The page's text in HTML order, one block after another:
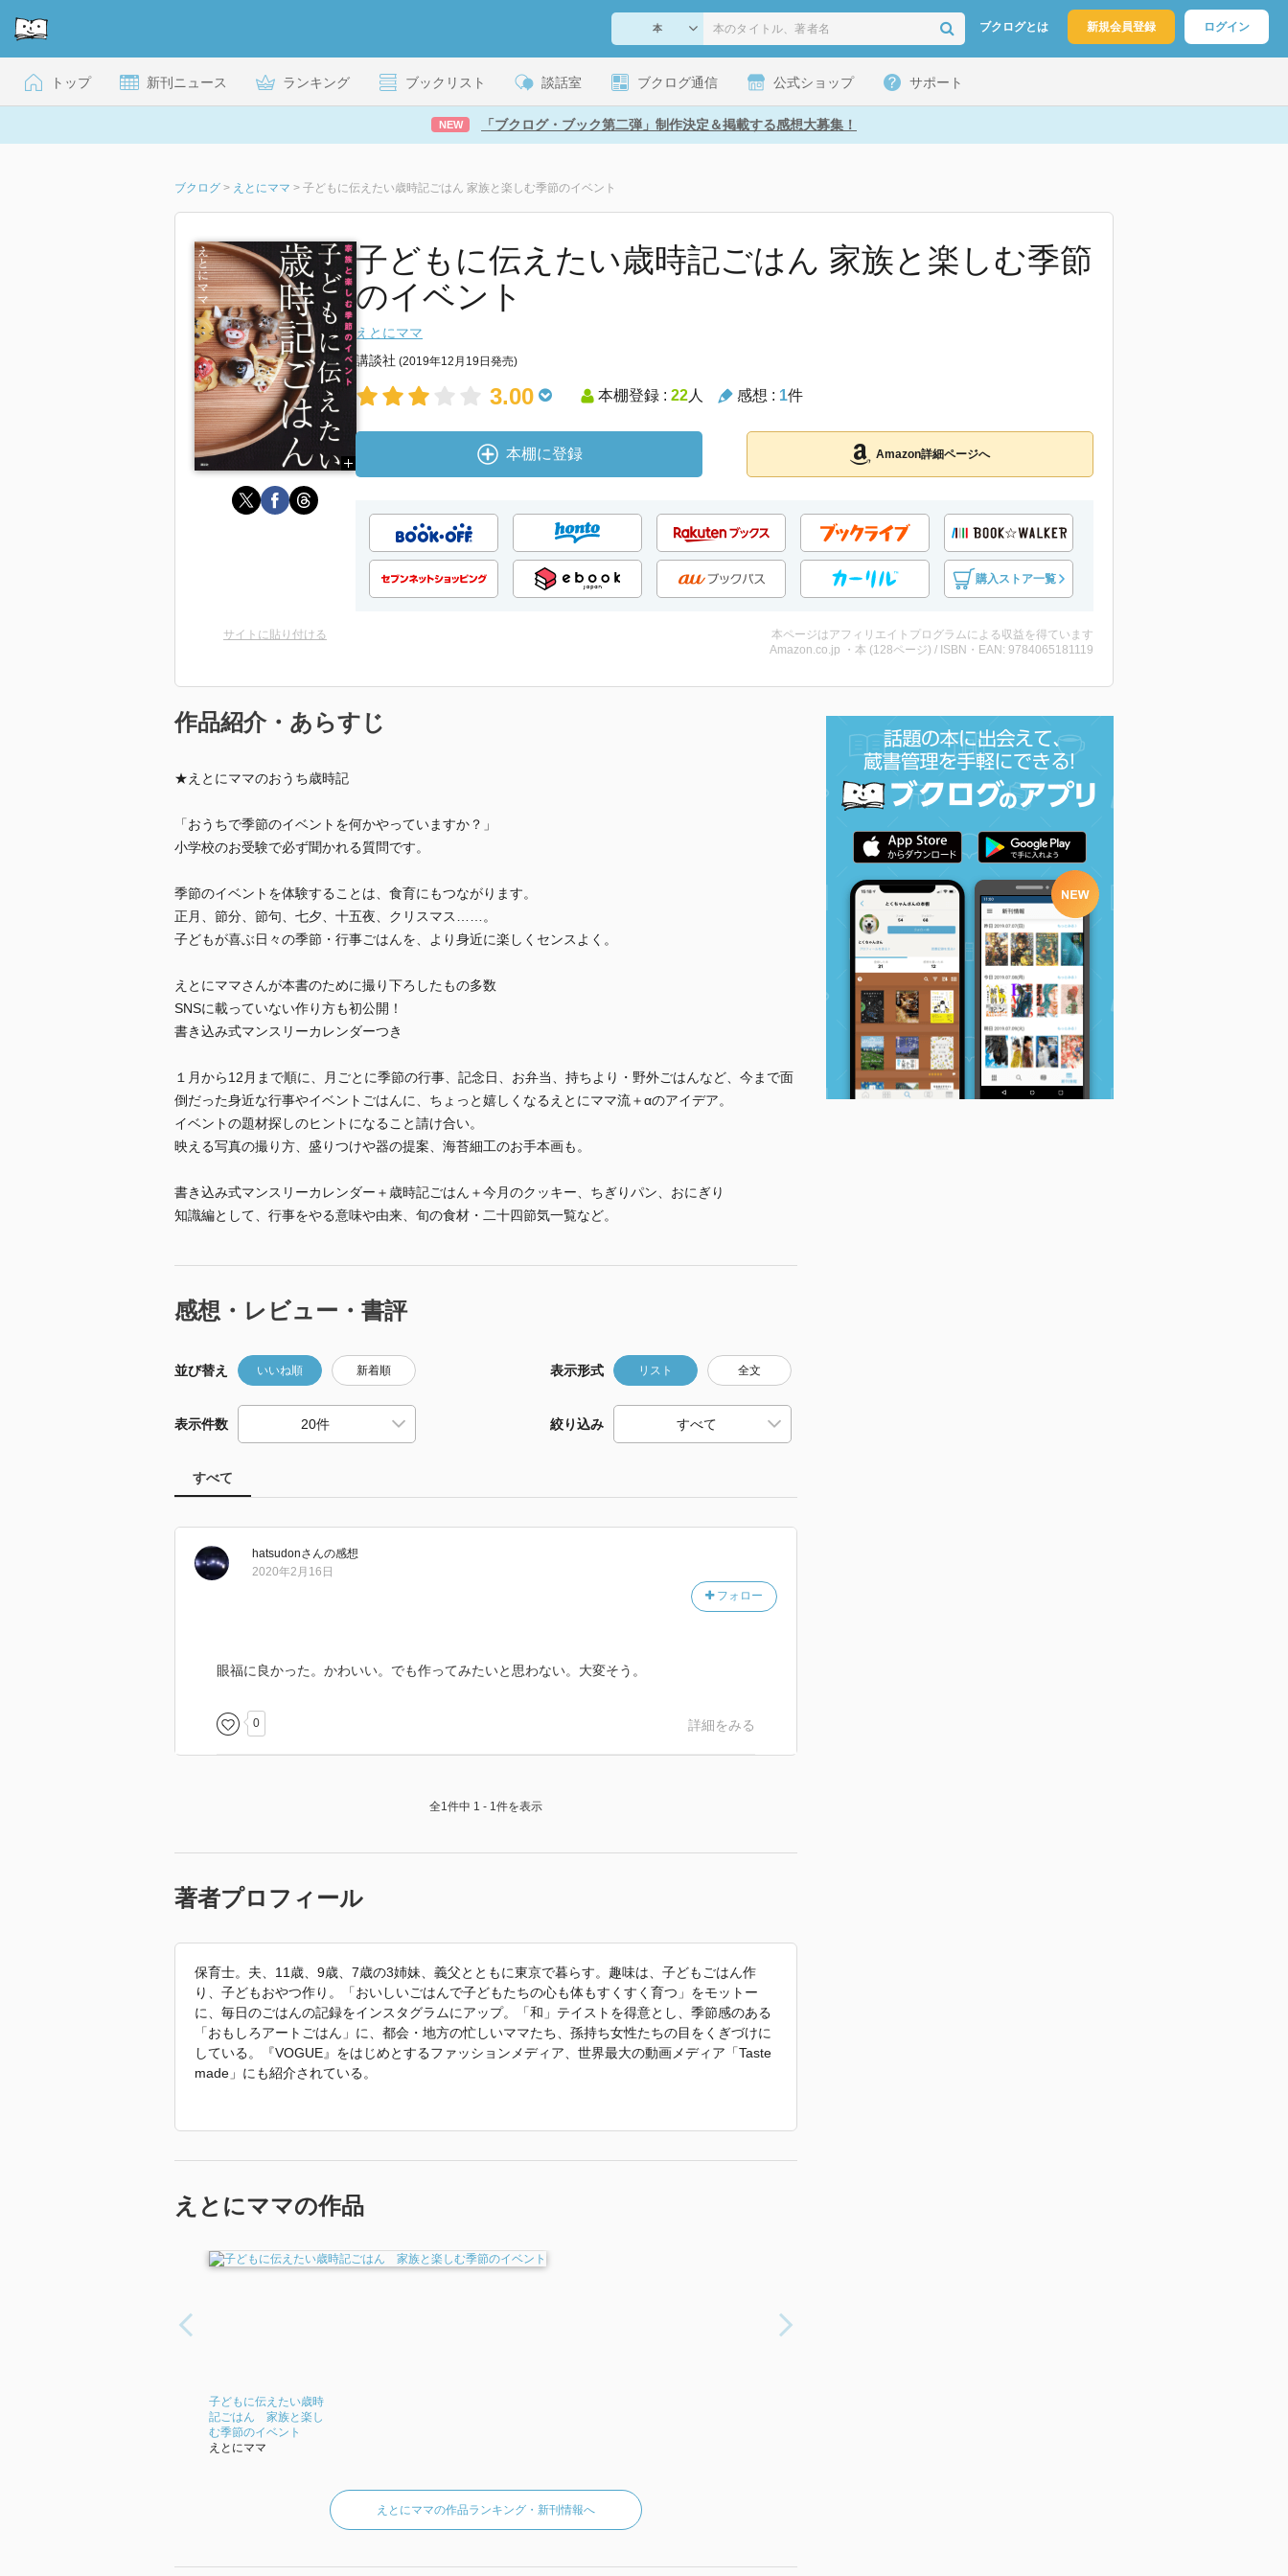
ブクログとは 新規会員登録 ログイン
トップ 新刊ニュース ランキング ブックリスト 談話室 ブクログ通信 公式ショップ サポート
NEW 「ブクログ・ブック第二弾」制作決定＆掲載する感想大募集！
ブクログ > えとにママ > 子どもに伝えたい歳時記ごはん 家族と楽しむ季節のイベント
子どもに伝えたい歳時記ごはん 家族と楽しむ季節
のイベント
えとにママ
講談社 (2019年12月19日発売)
3.00 本棚登録 : 22人 感想 : 1件
本棚に登録 Amazon詳細ページへ
購入ストア一覧
サイトに貼り付ける
本ページはアフィリエイトプログラムによる収益を得ています
Amazon.co.jp ・本 (128ページ) / ISBN・EAN: 9784065181119
作品紹介・あらすじ
★えとにママのおうち歳時記
「おうちで季節のイベントを何かやっていますか？」
小学校のお受験で必ず聞かれる質問です。
季節のイベントを体験することは、食育にもつながります。
正月、節分、節句、七夕、十五夜、クリスマス……。
子どもが喜ぶ日々の季節・行事ごはんを、より身近に楽しくセンスよく。
えとにママさんが本書のために撮り下ろしたもの多数
SNSに載っていない作り方も初公開！
書き込み式マンスリーカレンダーつき
１月から12月まで順に、月ごとに季節の行事、記念日、お弁当、持ちより・野外ごはんなど、今まで面
倒だった身近な行事やイベントごはんに、ちょっと嬉しくなるえとにママ流＋αのアイデア。
イベントの題材探しのヒントになること請け合い。
映える写真の撮り方、盛りつけや器の提案、海苔細工のお手本画も。
書き込み式マンスリーカレンダー＋歳時記ごはん＋今月のクッキー、ちぎりパン、おにぎり
知識編として、行事をやる意味や由来、旬の食材・二十四節気一覧など。
感想・レビュー・書評
並び替え いいね順 新着順 表示形式 リスト 全文
表示件数 絞り込み
すべて
hatsudonさんの感想
フォロー
2020年2月16日
眼福に良かった。かわいい。でも作ってみたいと思わない。大変そう。
0 詳細をみる
全1件中 1 - 1件を表示
著者プロフィール
保育士。夫、11歳、9歳、7歳の3姉妹、義父とともに東京で暮らす。趣味は、子どもごはん作
り、子どもおやつ作り。「おいしいごはんで子どもたちの心も体もすくすく育つ」をモットー
に、毎日のごはんの記録をインスタグラムにアップ。「和」テイストを得意とし、季節感のある
「おもしろアートごはん」に、都会・地方の忙しいママたち、孫持ち女性たちの目をくぎづけに
している。『VOGUE』をはじめとするファッションメディア、世界最大の動画メディア「Taste
made」にも紹介されている。
介文から引用しています。」
えとにママの作品
子どもに伝えたい歳時
記ごはん 家族と楽し
む季節のイベント
えとにママ
えとにママの作品ランキング・新刊情報へ